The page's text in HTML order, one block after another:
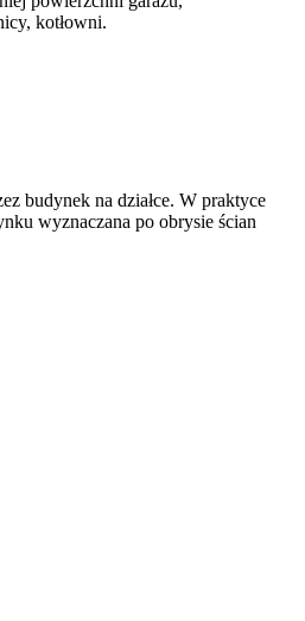
kotłowni.
budynek na działce. W praktyce
wyznaczana po obrysie ścian